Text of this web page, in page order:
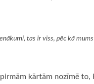
tas ir viss, pēc kā
kārtām nozīmē